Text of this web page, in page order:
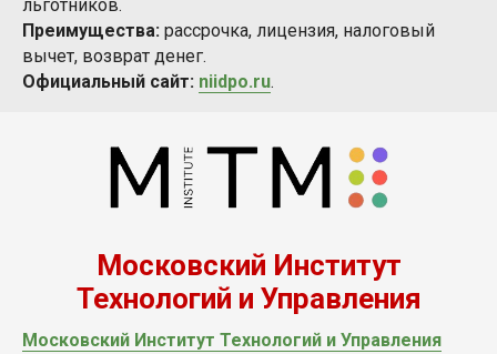
льготников.
Преимущества: рассрочка, лицензия, налоговый
вычет, возврат денег.
Официальный сайт: niidpo.ru.
Московский Институт
Технологий и Управления
Московский Институт Технологий и Управления